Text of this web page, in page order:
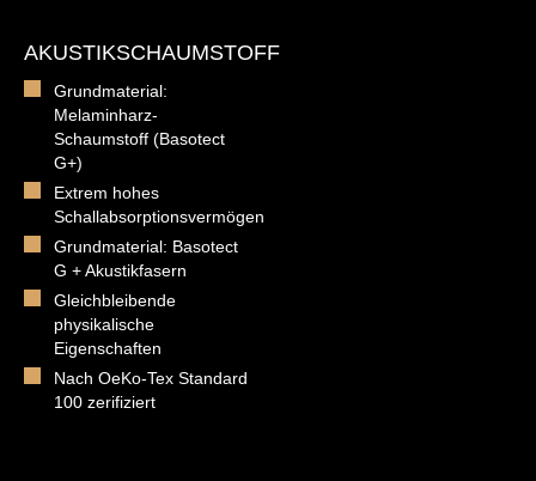
AKUSTIKSCHAUMSTOFF
Grundmaterial:
Melaminharz-
Schaumstoff (Basotect
G+)
Extrem hohes
Schallabsorptionsvermögen
Grundmaterial: Basotect
G + Akustikfasern
Gleichbleibende
physikalische
Eigenschaften
Nach OeKo-Tex Standard
100 zerifiziert